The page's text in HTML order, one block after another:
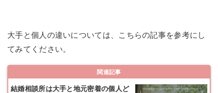
大手と個人の違いについては、こちらの記事を参考にし
てみてください。
関連記事
結婚相談所は大手と地元密着の個人ど